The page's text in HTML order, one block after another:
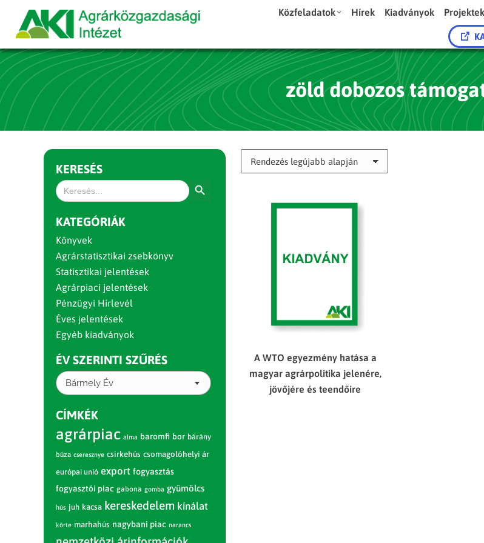
Közfeladatok Hírek Kiadványok Projektek
zöld dobozos
A WTO egyezmény hatása a
magyar agrárpolitika jelenére,
jövőjére és teendőire
KERESÉS
Search
for:
KATEGÓRIÁK
Könyvek
Agrárstatisztikai zsebkönyv
Statisztikai jelentések
Agrárpiaci jelentések
Pénzügyi Hírlevél
Éves jelentések
Egyéb kiadványok
ÉV SZERINTI SZŰRÉS
Bármely Év
CÍMKÉK
agrárpiac alma baromfi bor bárány
búza cseresznye csirkehús csomagolóhelyi ár
európai unió export fogyasztás
fogyasztói piac gabona gomba gyümölcs
hús juh kacsa kereskedelem kínálat
körte marhahús nagybani piac narancs